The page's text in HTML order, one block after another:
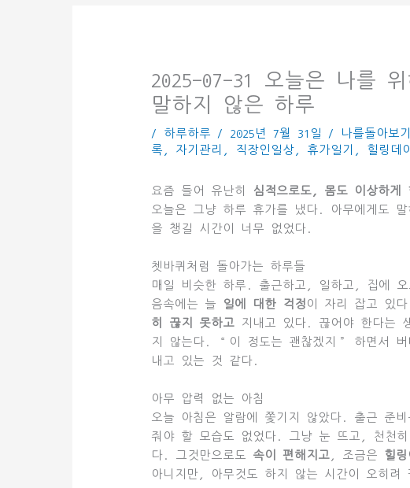
2025-07-31 오늘은 나를
말하지 않은 하루
/ 하루하루 / 2025년 7월 31일 / 나를돌아보기
록 , 자기관리 , 직장인일상 , 휴가일기 , 힐링데이
요즘 들어 유난히 심적으로도, 몸도 이상하게
오늘은 그냥 하루 휴가를 냈다. 아무에게도
을 챙길 시간이 너무 없었다.
쳇바퀴처럼 돌아가는 하루들
매일 비슷한 하루. 출근하고, 일하고, 집에
음속에는 늘
일에 대한 걱정 이 자리 잡고 있
히 끊지 못하고 지내고 있다. 끊어야 한다는
지 않는다. “이 정도는 괜찮겠지” 하면서
내고 있는 것 같다.
아무 압력 없는 아침
오늘 아침은 알람에 쫓기지 않았다. 출근 준
줘야 할 모습도 없었다. 그냥 눈 뜨고, 천천
다. 그것만으로도 속이 편해지고 , 조금은 힐
아니지만, 아무것도 하지 않는 시간이 오히려